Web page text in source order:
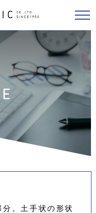
。土手状の形状